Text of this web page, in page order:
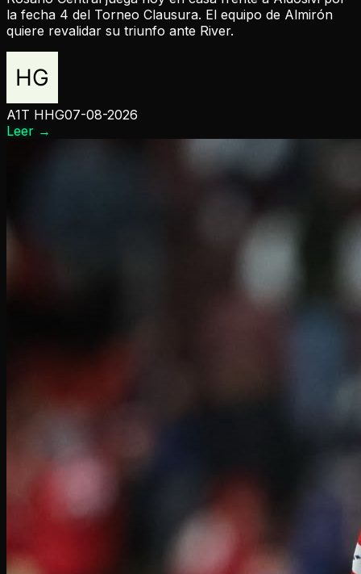
la fecha 4 del Torneo Clausura. El equipo de Almirón
quiere revalidar su triunfo ante River.
A1T HHG07-08-2026
Leer →